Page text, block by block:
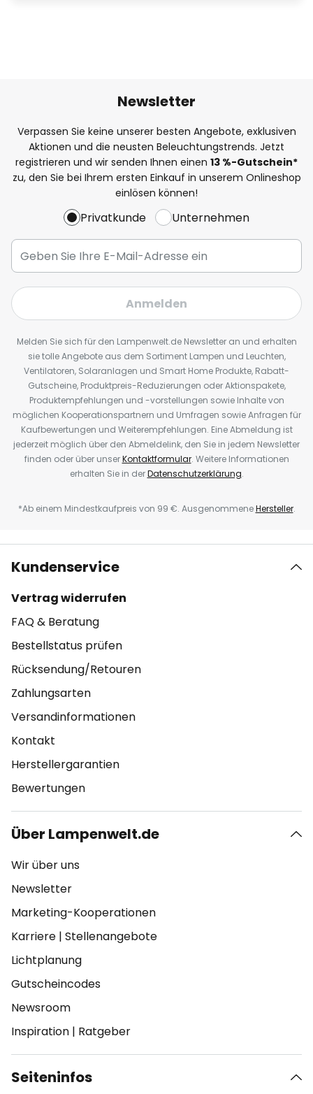
Newsletter
Verpassen Sie keine unserer besten Angebote, exklusiven
Aktionen und die neusten Beleuchtungstrends. Jetzt
registrieren und wir senden Ihnen einen 13 %-Gutschein*
zu, den Sie bei Ihrem ersten Einkauf in unserem Onlineshop
einlösen können!
Privatkunde Unternehmen
Anmelden
Melden Sie sich für den Lampenwelt.de Newsletter an und erhalten
sie tolle Angebote aus dem Sortiment Lampen und Leuchten,
Ventilatoren, Solaranlagen und Smart Home Produkte, Rabatt-
Gutscheine, Produktpreis-Reduzierungen oder Aktionspakete,
Produktempfehlungen und -vorstellungen sowie Inhalte von
möglichen Kooperationspartnern und Umfragen sowie Anfragen für
Kaufbewertungen und Weiterempfehlungen. Eine Abmeldung ist
jederzeit möglich über den Abmeldelink, den Sie in jedem Newsletter
finden oder über unserKontaktformular. Weitere Informationen
erhalten Sie in derDatenschutzerklärung.
*Ab einem Mindestkaufpreis von 99 €. AusgenommeneHersteller.
Kundenservice
Vertrag widerrufen
FAQ & Beratung
Bestellstatus prüfen
Rücksendung/Retouren
Zahlungsarten
Versandinformationen
Kontakt
Herstellergarantien
Bewertungen
Über Lampenwelt.de
Wir über uns
Newsletter
Marketing-Kooperationen
Karriere | Stellenangebote
Lichtplanung
Gutscheincodes
Newsroom
Inspiration | Ratgeber
Seiteninfos